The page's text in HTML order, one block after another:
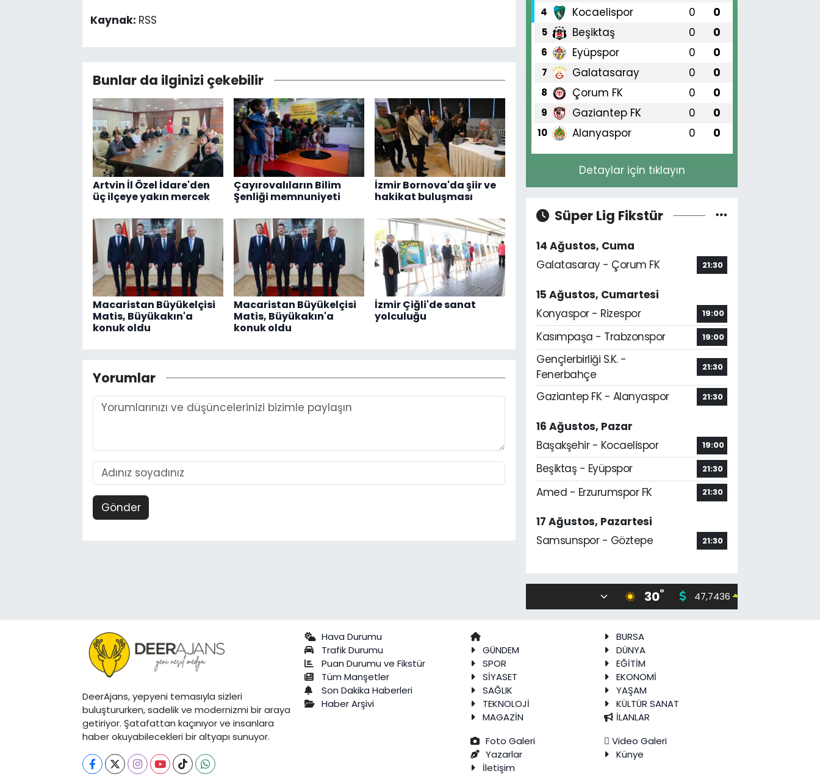
Kaynak: RSS
Bunlar da ilginizi çekebilir
Artvin İl Özel İdare'den
üç ilçeye yakın mercek
Çayırovalıların Bilim
Şenliği memnuniyeti
İzmir Bornova'da şiir ve
hakikat buluşması
Macaristan Büyükelçisi
Matis, Büyükakın'a
konuk oldu
Macaristan Büyükelçisi
Matis, Büyükakın'a
konuk oldu
İzmir Çiğli'de sanat
yolculuğu
Yorumlar
Gönder
4 Kocaelispor 0 0
5 Beşiktaş 0 0
6 Eyüpspor 0 0
7 Galatasaray 0 0
8 Çorum FK 0 0
9 Gaziantep FK 0 0
10 Alanyaspor 0 0
Detaylar için tıklayın
Süper Lig Fikstür
14 Ağustos, Cuma
Galatasaray - Çorum FK
21:30
15 Ağustos, Cumartesi
Konyaspor - Rizespor
19:00
Kasımpaşa - Trabzonspor 19:00
Gençlerbirliği S.K. -
Fenerbahçe
21:30
Gaziantep FK - Alanyaspor 21:30
16 Ağustos, Pazar
Başakşehir - Kocaelispor
19:00
Beşiktaş - Eyüpspor 21:30
Amed - Erzurumspor FK 21:30
17 Ağustos, Pazartesi
Samsunspor - Göztepe
21:30
30° 47,7436
DeerAjans, yepyeni temasıyla sizleri
buluştururken, sadelik ve modernizmi bir araya
getiriyor. Şatafattan kaçınıyor ve insanlara
haber okuyabilecekleri bir altyapı sunuyor.
Hava Durumu
Trafik Durumu
Puan Durumu ve Fikstür
Tüm Manşetler
Son Dakika Haberleri
Haber Arşivi
BURSA
GÜNDEM
DÜNYA
SPOR
EĞİTİM
SİYASET
EKONOMİ
SAĞLIK
YAŞAM
TEKNOLOJİ
KÜLTÜR SANAT
MAGAZİN
İLANLAR
Foto Galeri
Video Galeri
Yazarlar
Künye
İletişim